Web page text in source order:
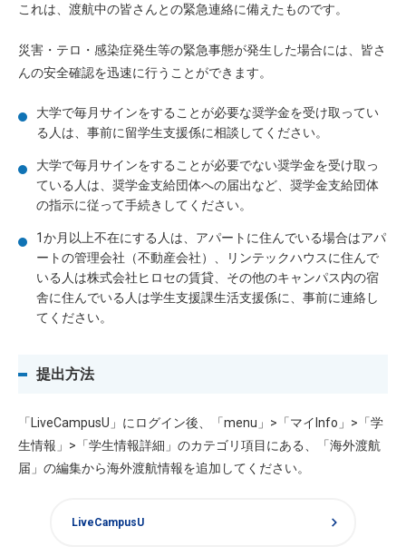
これは、渡航中の皆さんとの緊急連絡に備えたものです。
災害・テロ・感染症発生等の緊急事態が発生した場合には、皆さ
んの安全確認を迅速に行うことができます。
大学で毎月サインをすることが必要な奨学金を受け取ってい
る人は、事前に留学生支援係に相談してください。
大学で毎月サインをすることが必要でない奨学金を受け取っ
ている人は、奨学金支給団体への届出など、奨学金支給団体
の指示に従って手続きしてください。
1か月以上不在にする人は、アパートに住んでいる場合はアパ
ートの管理会社（不動産会社）、リンテックハウスに住んで
いる人は株式会社ヒロセの賃貸、その他のキャンパス内の宿
舎に住んでいる人は学生支援課生活支援係に、事前に連絡し
てください。
提出方法
「LiveCampusU」にログイン後、「menu」>「マイInfo」>「学
生情報」>「学生情報詳細」のカテゴリ項目にある、「海外渡航
届」の編集から海外渡航情報を追加してください。
LiveCampusU chevron_right